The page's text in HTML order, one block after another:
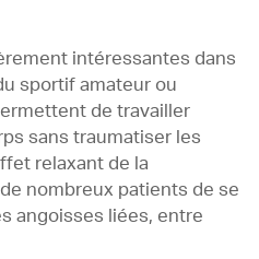
intéressantes dans
sportif amateur ou
de travailler
sans traumatiser les
relaxant de la
nombreux patients de se
angoisses liées, entre